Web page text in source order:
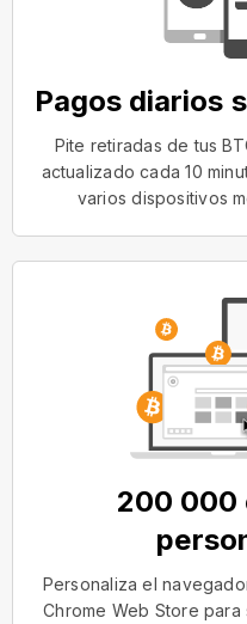
Pagos diarios
Pite retiradas de tus
actualizado cada 10
varios dispositivos
200 000
Personaliza el
Chrome Web Store